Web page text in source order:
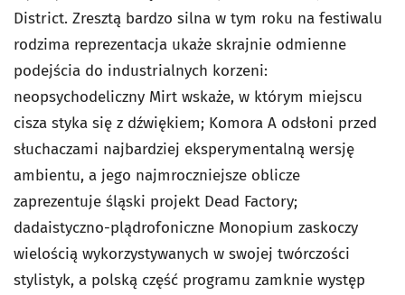
District. Zresztą bardzo silna w tym roku na festiwalu
rodzima reprezentacja ukaże skrajnie odmienne
podejścia do industrialnych korzeni:
neopsychodeliczny Mirt wskaże, w którym miejscu
cisza styka się z dźwiękiem; Komora A odsłoni przed
słuchaczami najbardziej eksperymentalną wersję
ambientu, a jego najmroczniejsze oblicze
zaprezentuje śląski projekt Dead Factory;
dadaistyczno-plądrofoniczne Monopium zaskoczy
wielością wykorzystywanych w swojej twórczości
stylistyk, a polską część programu zamknie występ